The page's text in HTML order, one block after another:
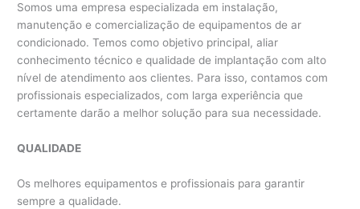
Somos uma empresa especializada em instalação,
manutenção e comercialização de equipamentos de ar
condicionado. Temos como objetivo principal, aliar
conhecimento técnico e qualidade de implantação com alto
nível de atendimento aos clientes. Para isso, contamos com
profissionais especializados, com larga experiência que
certamente darão a melhor solução para sua necessidade.
QUALIDADE
Os melhores equipamentos e profissionais para garantir
sempre a qualidade.